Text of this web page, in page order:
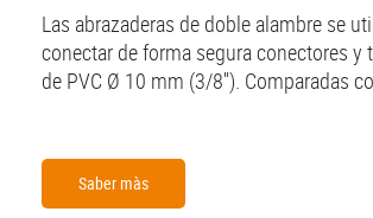
Las abrazaderas de doble alambre se
conectar de forma segura conectores y
de PVC Ø 10 mm (3/8''). Comparadas
Saber màs